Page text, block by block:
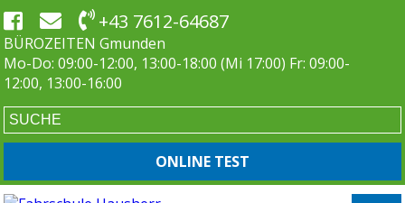
+43 7612-64687
BÜROZEITEN Gmunden
Mo-Do: 09:00-12:00, 13:00-18:00 (Mi 17:00) Fr: 09:00-
12:00, 13:00-16:00
ONLINE TEST